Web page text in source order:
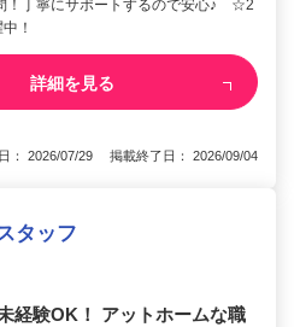
！丁寧にサポートするので安心♪ ☆2
！
詳細を見る
： 2026/07/29 掲載終了日： 2026/09/04
タッフ
経験OK！ アットホームな職